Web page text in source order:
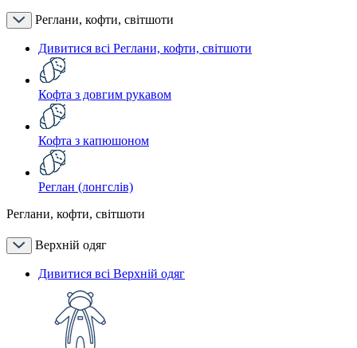
Реглани, кофти, світшоти
Дивитися всі Реглани, кофти, світшоти
Кофта з довгим рукавом
Кофта з капюшоном
Реглан (лонгслів)
Реглани, кофти, світшоти
Верхній одяг
Дивитися всі Верхній одяг